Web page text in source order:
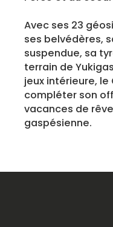
Avec ses 23
ses belvédères,
suspendue, sa
terrain de
jeux intérieure,
compléter son
vacances de
gaspésienne.